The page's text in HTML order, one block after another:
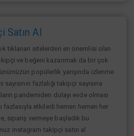
Satın Al
tıklanan sitelerden en önemlisi olan
ve beğeni kazanmak da bir çok
popülerlik yarışında izlenme
sayısının fazlalığı takipçi sayısına
pandemiden dolayı evde olması
fazlasıyla etkiledi hemen hemen her
sipariş vermeye başladık bu
instagram takipçi satın al